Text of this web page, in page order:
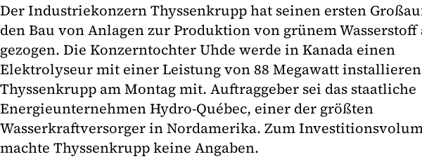
Der Industriekonzern Thyssenkrupp hat seinen ersten
den Bau von Anlagen zur Produktion von grünem Wasserstoff
gezogen. Die Konzerntochter Uhde werde in Kanada einen
Elektrolyseur mit einer Leistung von 88 Megawatt
Thyssenkrupp am Montag mit. Auftraggeber sei das staatliche
Energieunternehmen Hydro-Québec, einer der größten
Wasserkraftversorger in Nordamerika. Zum
machte Thyssenkrupp keine Angaben.